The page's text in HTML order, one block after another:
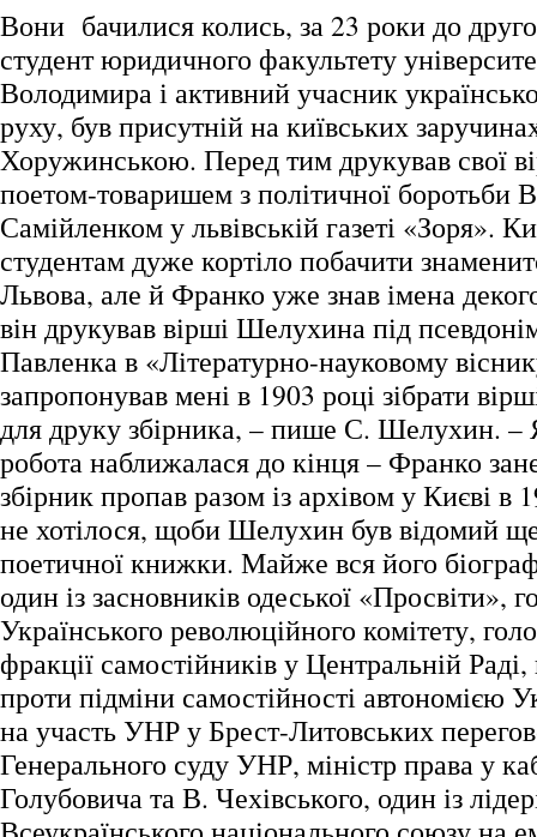
Вони бачилися колись, за 23 роки до
студент юридичного факультету
Володимира і активний учасник
руху, був присутній на київських
Хоружинською. Перед тим друкував свої
поетом-товаришем з політичної боротьби
Самійленком у львівській газеті «Зоря».
студентам дуже кортіло побачити
Львова, але й Франко уже знав імена
він друкував вірші Шелухина під
Павленка в «Літературно-науковому
запропонував мені в 1903 році зібрати
для друку збірника, – пише С. Шелухин. –
робота наближалася до кінця – Франко
збірник пропав разом із архівом у Києві
не хотілося, щоби Шелухин був відомий
поетичної книжки. Майже вся його
один із засновників одеської «Просвіти»,
Українського революційного комітету,
фракції самостійників у Центральній
проти підміни самостійності автономією
на участь УНР у Брест-Литовських
Генерального суду УНР, міністр права у
Голубовича та В. Чехівського, один із